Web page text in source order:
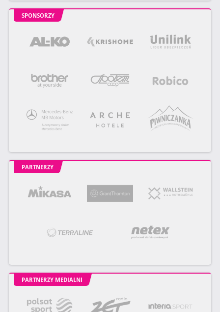
SPONSORZY
PARTNERZY
PARTNERZY MEDIALNI